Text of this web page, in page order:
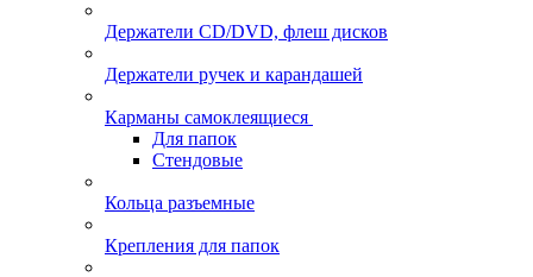
Держатели CD/DVD, флеш дисков
Держатели ручек и карандашей
Карманы самоклеящиеся
Для папок
Стендовые
Кольца разъемные
Крепления для папок